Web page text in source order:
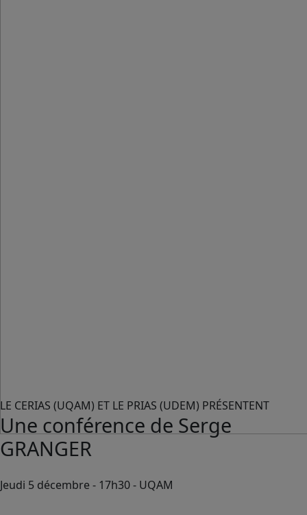
LE CERIAS (UQAM) ET LE PRIAS (UDEM) PRÉSENTENT
Une conférence de Serge
GRANGER
Jeudi 5 décembre - 17h30 - UQAM